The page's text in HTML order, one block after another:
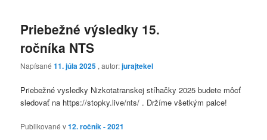
Priebežné výsledky 15.
ročníka NTS
Napísané11. júla 2025 , autor:jurajtekel
Priebežné vysledky Nizkotatranskej stíhačky 2025 budete môcť
sledovať na https://stopky.live/nts/ . Držíme všetkým palce!
Publikované v12. ročník - 2021